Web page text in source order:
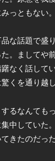
っともない。
な話題で盛
。ましてや
なく話して
くを通り越
るなんても
中していた
きたのだった